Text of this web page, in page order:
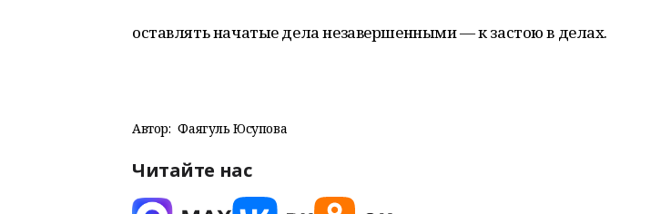
оставлять начатые дела незавершенными — к застою в делах.
Автор: Фаягуль Юсупова
Читайте нас